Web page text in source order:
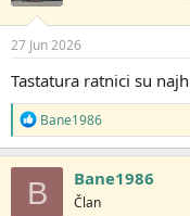
27 Jun 2026
Tastatura ratnici su
R
e
a
g
o
v
Bane1986
B Bane1986
Član